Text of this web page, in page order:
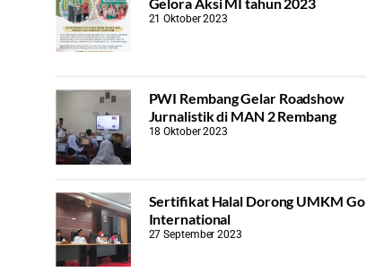
21 Oktober 2023
PWI Rembang Gelar Roadshow
Jurnalistik di MAN 2 Rembang
18 Oktober 2023
Sertifikat Halal Dorong UMKM Go
International
27 September 2023